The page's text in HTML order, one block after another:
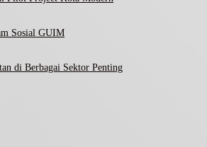
Sosial GUIM
di Berbagai Sektor Penting